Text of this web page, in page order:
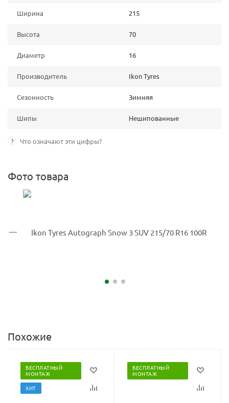
Ширина 215
Высота 70
Диаметр 16
Производитель Ikon Tyres
Сезонность Зимняя
Шипы Нешипованные
? Что означают эти цифры?
Фото товара
Похожие
БЕСПЛАТНЫЙ
МОНТАЖ
ХИТ
БЕСПЛАТНЫЙ
МОНТАЖ